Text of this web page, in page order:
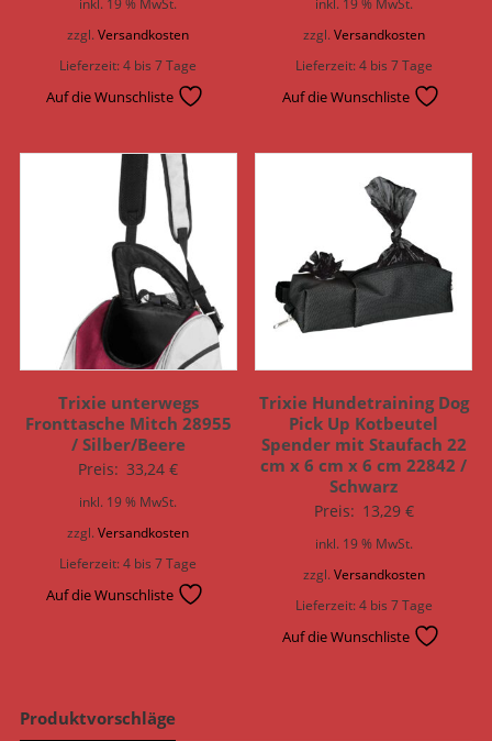
zzgl.Versandkosten
Lieferzeit:4 bis 7 Tage
Auf die Wunschliste
zzgl. Versandkosten
Lieferzeit:4 bis 7 Tage
Auf die Wunschliste
Trixie unterwegs
Fronttasche Mitch 28955
/ Silber/Beere
Preis: 33,24€
inkl. 19 % MwSt.
zzgl.Versandkosten
Lieferzeit:4 bis 7 Tage
Auf die Wunschliste
Trixie Hundetraining Dog
Pick Up Kotbeutel
Spender mit Staufach 22
cm x 6 cm x 6 cm 22842 /
Schwarz
Preis: 13,29 €
inkl. 19 % MwSt.
zzgl. Versandkosten
Lieferzeit:4 bis 7 Tage
Auf die Wunschliste
Produktvorschläge